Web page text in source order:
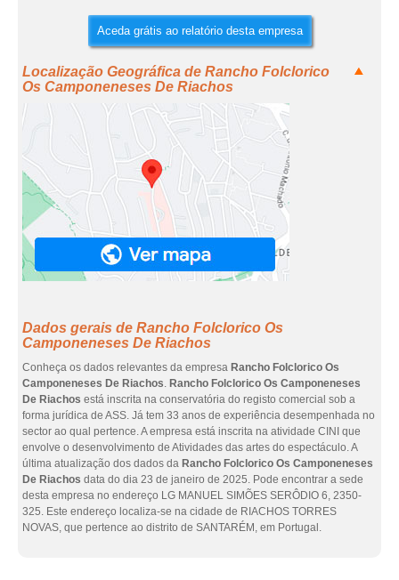
Aceda grátis ao relatório desta empresa
Localização Geográfica de Rancho Folclorico
Os Camponeneses De Riachos
Dados gerais de Rancho Folclorico Os
Camponeneses De Riachos
Conheça os dados relevantes da empresa Rancho Folclorico Os
Camponeneses De Riachos. Rancho Folclorico Os Camponeneses
De Riachos está inscrita na conservatória do registo comercial sob a
forma jurídica de ASS. Já tem 33 anos de experiência desempenhada no
sector ao qual pertence. A empresa está inscrita na atividade CINI que
envolve o desenvolvimento de Atividades das artes do espectáculo. A
última atualização dos dados da Rancho Folclorico Os Camponeneses
De Riachos data do dia 23 de janeiro de 2025. Pode encontrar a sede
desta empresa no endereço LG MANUEL SIMÕES SERÔDIO 6, 2350-
325. Este endereço localiza-se na cidade de RIACHOS TORRES
NOVAS, que pertence ao distrito de SANTARÉM, em Portugal.